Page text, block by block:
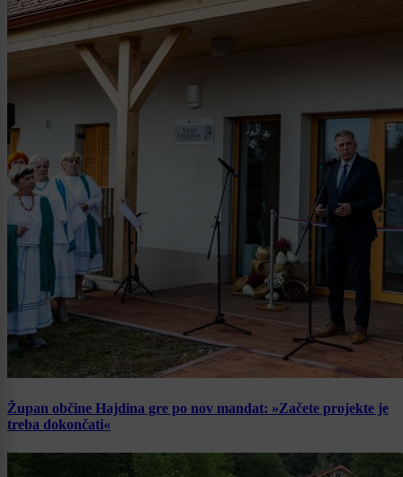
Župan občine Hajdina gre po nov mandat: »Začete projekte je
treba dokončati«